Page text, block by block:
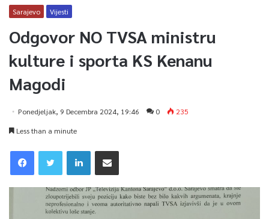
Sarajevo Vijesti
Odgovor NO TVSA ministru
kulture i sporta KS Kenanu
Magodi
Ponedjeljak, 9 Decembra 2024, 19:46 0
235
Less than a minute